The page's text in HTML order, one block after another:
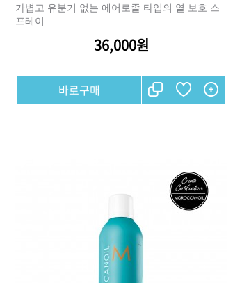
충북
가볍고 유분기 없는 에어로졸 타입의 열 보호 스
프레이
36,000원